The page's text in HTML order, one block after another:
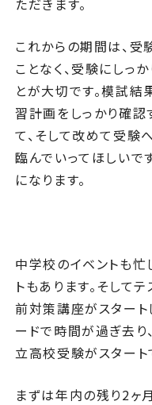
ただきます。
これからの期間は、
ことなく、受験にしっ
とが大切です。模試結
習計画をしっかり確認
て、そして改めて受験
臨んでいってほしいで
になります。
中学校のイベントも
トもあります。そして
前対策講座がスタート
ードで時間が過ぎ去り
立高校受験がスタート
まずは年内の残り2ヶ